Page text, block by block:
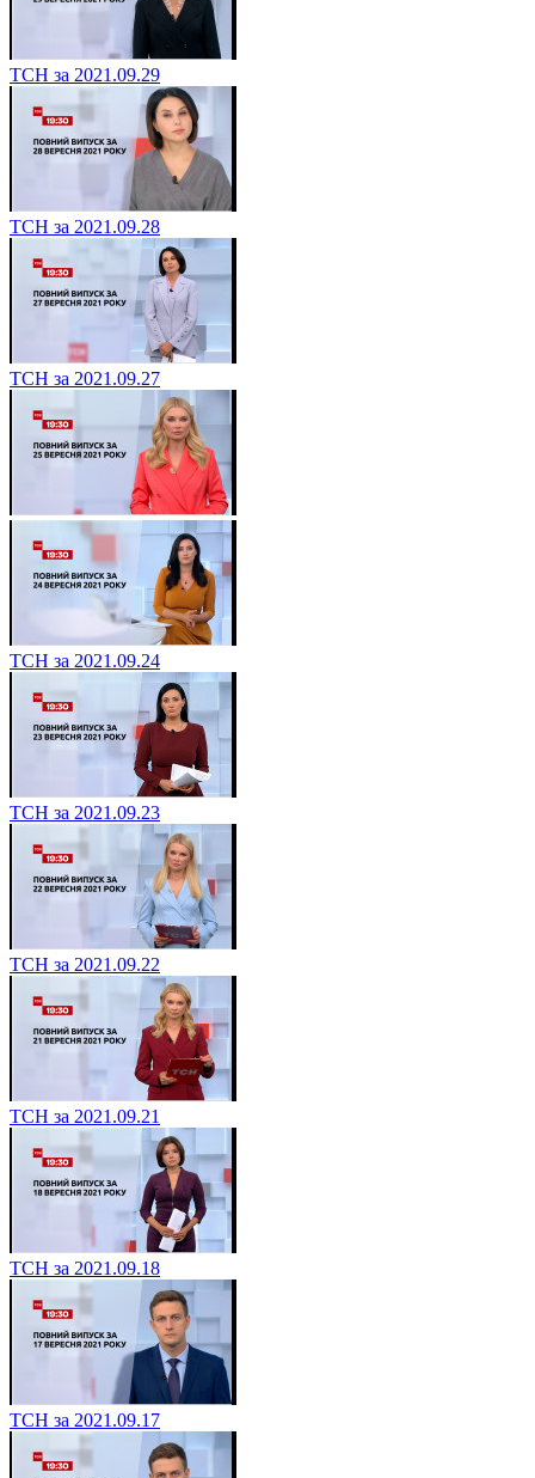
ТСН за 2021.09.29
ТСН за 2021.09.28
ТСН за 2021.09.27
ТСН за 2021.09.24
ТСН за 2021.09.23
ТСН за 2021.09.22
ТСН за 2021.09.21
ТСН за 2021.09.18
ТСН за 2021.09.17